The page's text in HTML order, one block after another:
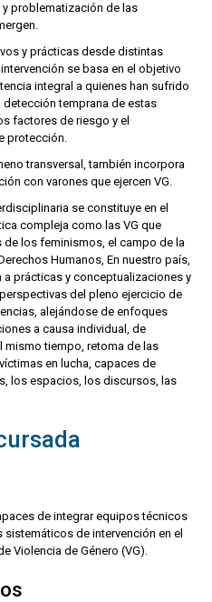
problematización de las
y prácticas desde distintas
se basa en el objetivo
integral a quienes han sufrido
temprana de estas
factores de riesgo y el
protección.
transversal, también incorpora
con varones que ejercen VG.
se constituye en el
compleja como las VG que
los feminismos, el campo de la
Humanos, En nuestro país,
prácticas y conceptualizaciones y
del pleno ejercicio de
alejándose de enfoques
a causa individual, de
mismo tiempo, retoma de las
en lucha, capaces de
los espacios, los discursos, las
de integrar equipos técnicos
de intervención en el
Violencia de Género (VG).